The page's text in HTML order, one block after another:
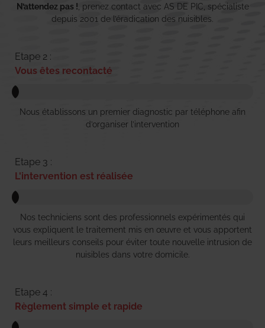
N’attendez pas ! , prenez contact avec AS DE PIC, spécialiste
depuis 2001 de l’éradication des nuisibles.
Etape 2 :
Vous êtes recontacté
Nous établissons un premier diagnostic par téléphone afin
d’organiser l’intervention
Etape 3 :
L'intervention est réalisée
Nos techniciens sont des professionnels expérimentés qui
vous expliquent le traitement mis en œuvre et vous apportent
leurs meilleurs conseils pour éviter toute nouvelle intrusion de
nuisibles dans votre domicile.
Etape 4 :
Règlement simple et rapide